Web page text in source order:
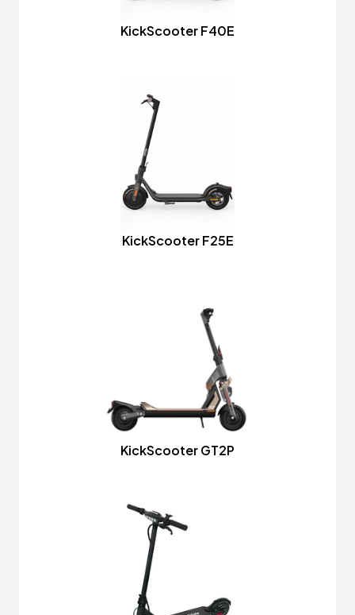
KickScooter F40E
KickScooter F25E
KickScooter GT2P